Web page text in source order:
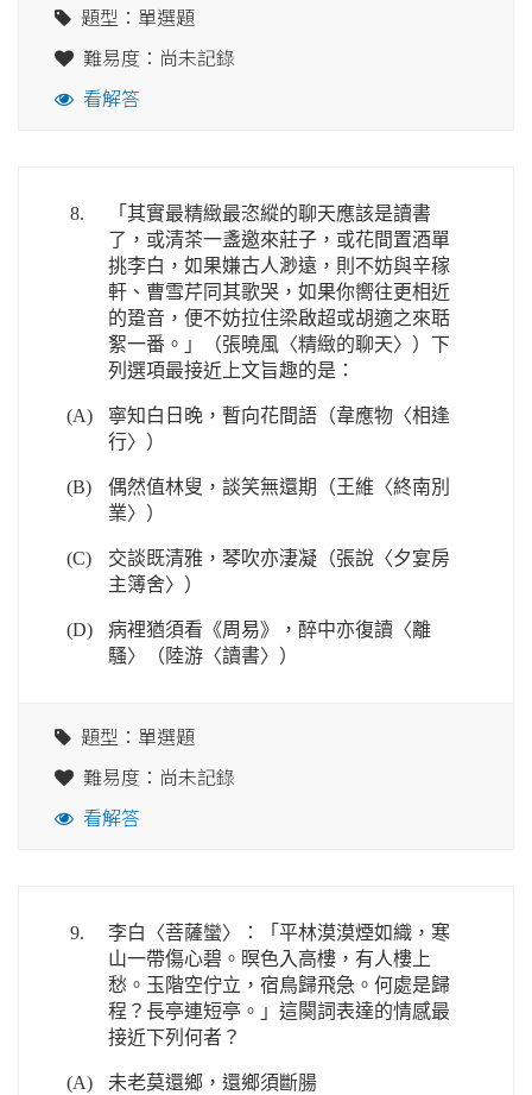
題型：單選題
難易度：尚未記錄
看解答
8.
「其實最精緻最恣縱的聊天應該是讀書
了，或清茶一盞邀來莊子，或花間置酒單
挑李白，如果嫌古人渺遠，則不妨與辛稼
軒、曹雪芹同其歌哭，如果你嚮往更相近
的跫音，便不妨拉住梁啟超或胡適之來聒
絮一番。」（張曉風〈精緻的聊天〉）下
列選項最接近上文旨趣的是：
(A)
寧知白日晚，暫向花間語（韋應物〈相逢
行〉）
(B)
偶然值林叟，談笑無還期（王維〈終南別
業〉）
(C)
交談既清雅，琴吹亦淒凝（張說〈夕宴房
主簿舍〉）
(D)
病裡猶須看《周易》，醉中亦復讀〈離
騷〉（陸游〈讀書〉）
題型：單選題
難易度：尚未記錄
看解答
9.
李白〈菩薩蠻〉：「平林漠漠煙如織，寒
山一帶傷心碧。暝色入高樓，有人樓上
愁。玉階空佇立，宿鳥歸飛急。何處是歸
程？長亭連短亭。」這闋詞表達的情感最
接近下列何者？
(A) 未老莫還鄉，還鄉須斷腸